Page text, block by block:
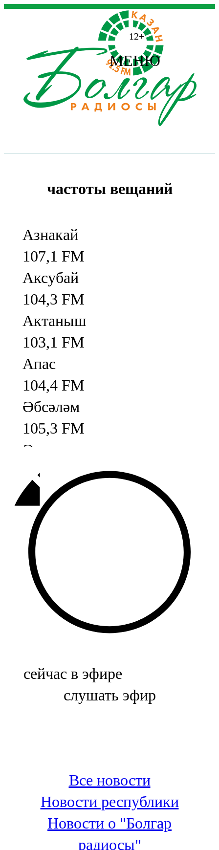
12+
МЕНЮ
частоты вещаний
Азнакай
107,1 FM
Аксубай
104,3 FM
Актаныш
103,1 FM
Апас
104,4 FM
Әбсәләм
105,3 FM
Әлмәт
92,9 FM
Базарлы матак
107,1 FM
Балык бистәсе
104,9 FM
Баулы
107,5 FM
Биләр
Болгар
100,3 FM
Зәй
106,6 FM
Кадыбаш
сейчас в эфире
слушать эфир
Все новости
Новости республики
Новости о "Болгар
радиосы"